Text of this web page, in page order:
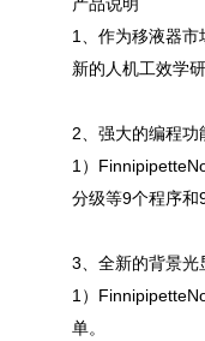
1、作为移液器
新的人机工效学
2、强大的编程功
1）
分级等9个程序和
3、全新的背景光
1）
单。